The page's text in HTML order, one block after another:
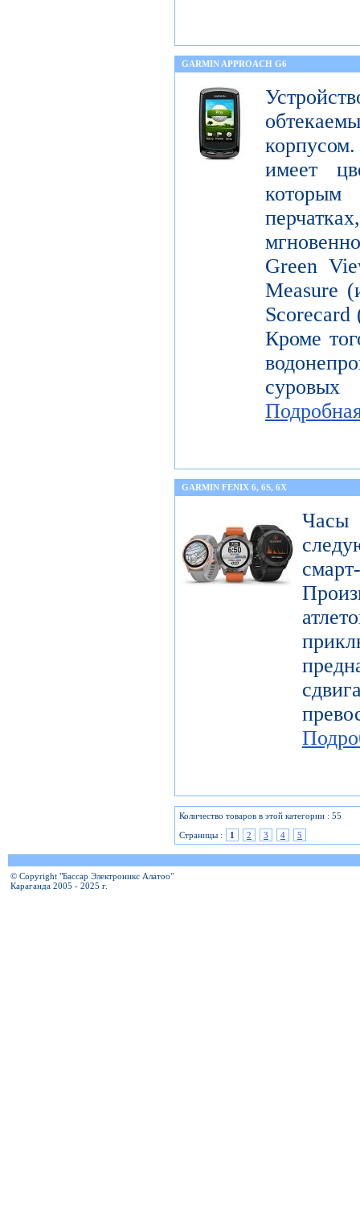
GARMIN APPROACH G6
имеет
Green
Measure
Scorecard
Кроме
GARMIN FENIX 6, 6S, 6X
Количество товаров в этой категории : 55
Страницы :
1 2 3 4 5
© Copyright "Бассар Электроникс Алатоо"
Караганда 2005 - 2025 г.